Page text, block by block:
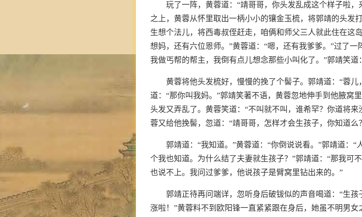
玩了一阵，黄蓉道：“靖哥哥，你头发乱成这个样子啦
之上，黄蓉从怀里取出一柄小小的镶金玉梳，将郭靖的头发
生想个法儿，将西毒叔侄赶走，咱俩和师父三人就此住在这
想妈，还有六位恩师。”黄蓉道：“嗯，还有我爹爹。”过了
我做丐帮的帮主，我倒有点儿想念那些小叫化了。”郭靖笑道
黄蓉将他头发梳好，慢慢的挽了个髻子。郭靖道：“蓉
道：“那你叫我妈。”郭靖笑著不语，黄蓉忽地伸手到他腋窝
头发又弄乱了。黄蓉笑道：“不叫就不叫，谁希罕？你道将
蓉又给他挽髻，忽道：“靖哥哥，怎样才会生孩子，你知道么
郭靖道：“我知道。”黄蓉道：“你倒说说看。”郭靖道：
个我也知道。为什么结了夫妻就生孩子？”郭靖道：“那我可
也说不上。我问过爹爹，他说孩子是臂窝里钻出来的。”
郭靖正待再问端详，忽听身后破钹似的声音喝道：“生
涨啦！”黄蓉料不到欧阳锋一直紧紧跟在身后，她虽不明男